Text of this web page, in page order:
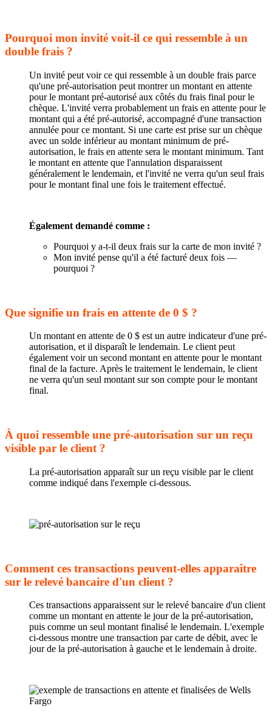
Pourquoi mon invité voit-il ce qui ressemble à un
double frais ?
Un invité peut voir ce qui ressemble à un double frais parce
qu'une pré-autorisation peut montrer un montant en attente
pour le montant pré-autorisé aux côtés du frais final pour le
chèque. L'invité verra probablement un frais en attente pour le
montant qui a été pré-autorisé, accompagné d'une transaction
annulée pour ce montant. Si une carte est prise sur un chèque
avec un solde inférieur au montant minimum de pré-
autorisation, le frais en attente sera le montant minimum. Tant
le montant en attente que l'annulation disparaissent
généralement le lendemain, et l'invité ne verra qu'un seul frais
pour le montant final une fois le traitement effectué.
Également demandé comme :
Pourquoi y a-t-il deux frais sur la carte de mon invité ?
Mon invité pense qu'il a été facturé deux fois —
pourquoi ?
Que signifie un frais en attente de 0 $ ?
Un montant en attente de 0 $ est un autre indicateur d'une pré-
autorisation, et il disparaît le lendemain. Le client peut
également voir un second montant en attente pour le montant
final de la facture. Après le traitement le lendemain, le client
ne verra qu'un seul montant sur son compte pour le montant
final.
À quoi ressemble une pré-autorisation sur un reçu
visible par le client ?
La pré-autorisation apparaît sur un reçu visible par le client
comme indiqué dans l'exemple ci-dessous.
Comment ces transactions peuvent-elles apparaître
sur le relevé bancaire d'un client ?
Ces transactions apparaissent sur le relevé bancaire d'un client
comme un montant en attente le jour de la pré-autorisation,
puis comme un seul montant finalisé le lendemain. L'exemple
ci-dessous montre une transaction par carte de débit, avec le
jour de la pré-autorisation à gauche et le lendemain à droite.